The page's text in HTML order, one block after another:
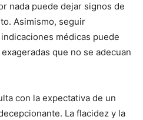
nada puede dejar signos de
Asimismo, seguir
médicas puede
que no se adecuan
con la expectativa de un
La flacidez y la